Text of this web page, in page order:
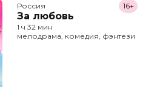
Россия
За любовь
16+
1 ч 32 мин
мелодрама, комедия, фэнтези